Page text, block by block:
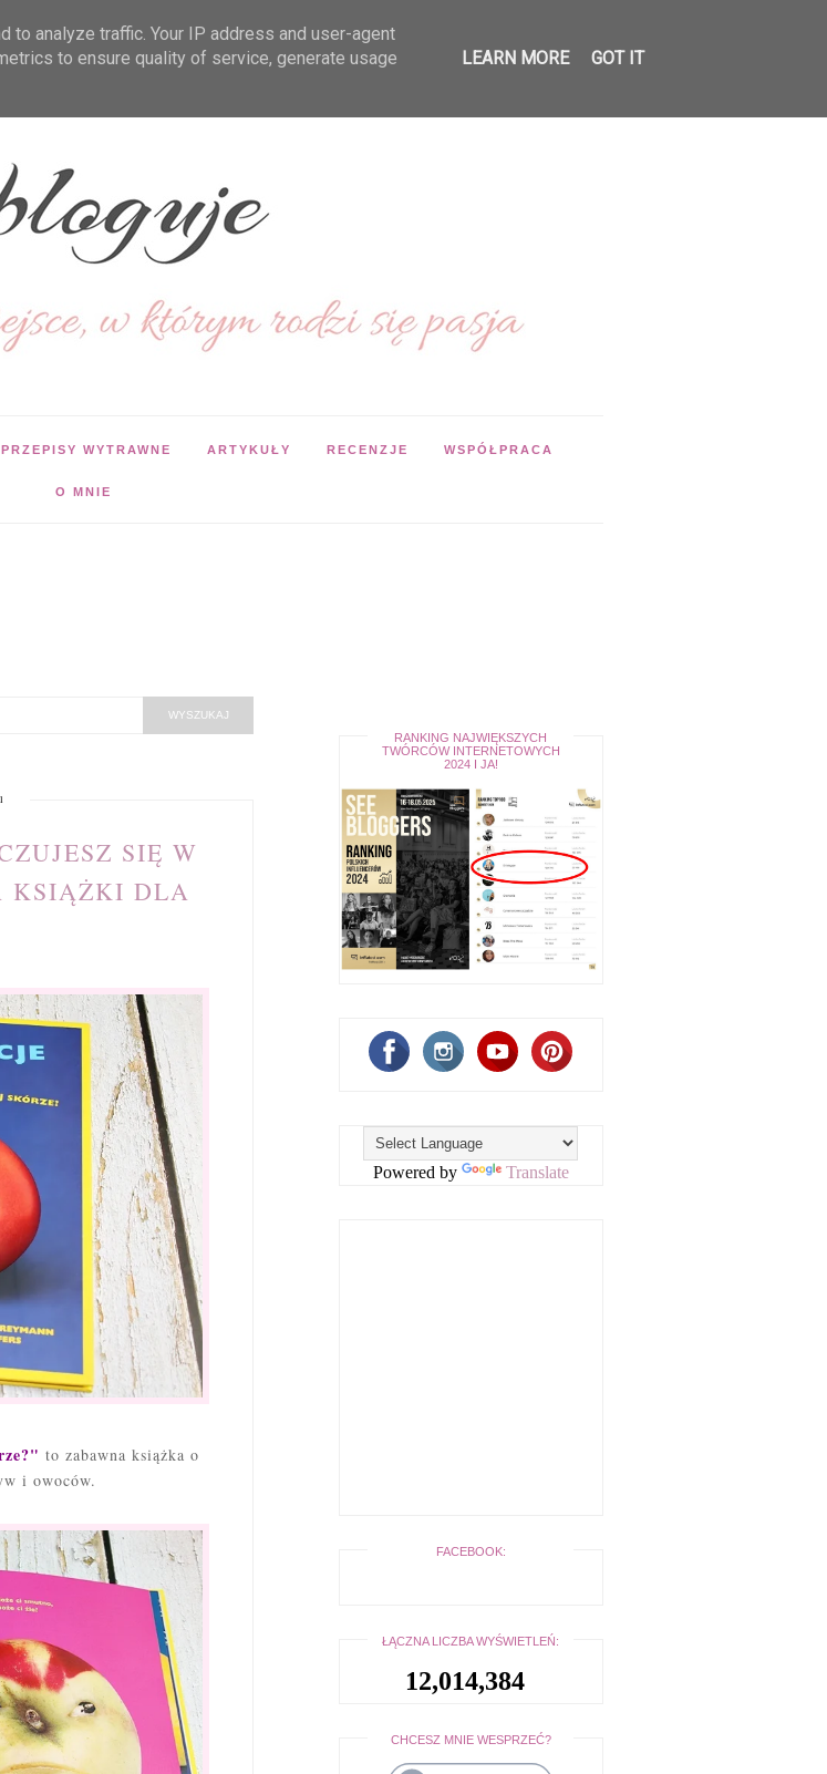
PRZEPISY WYTRAWNE ARTYKUŁY RECENZJE WSPÓŁPRACA
O MNIE
SIĘ W
KSIĄŻKI DLA
to zabawna książka o
i owoców.
RANKING NAJWIĘKSZYCH
TWÓRCÓW INTERNETOWYCH
2024 I JA!
Powered by Translate
FACEBOOK:
ŁĄCZNA LICZBA WYŚWIETLEŃ:
12,014,384
CHCESZ MNIE WESPRZEĆ?
analyze traffic. Your IP address and user-agent
to ensure quality of service, generate usage
LEARN MORE GOT IT